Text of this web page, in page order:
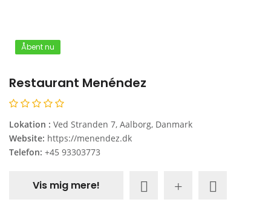
Åbent nu
Restaurant Menéndez
Lokation : Ved Stranden 7, Aalborg, Danmark
Website: https://menendez.dk
Telefon: +45 93303773
Vis mig mere!